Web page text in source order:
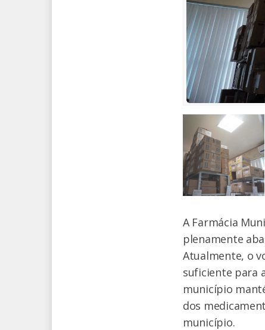
A Farmácia
plenamente
Atualmente, o
suficiente para
município
dos
município.